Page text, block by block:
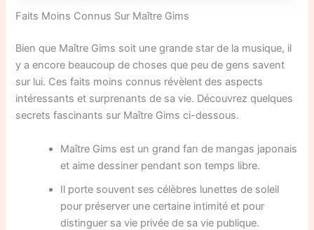
Faits Moins Connus Sur Maître Gims
Bien que Maître Gims soit une grande star de la musique, il
y a encore beaucoup de choses que peu de gens savent
sur lui. Ces faits moins connus révèlent des aspects
intéressants et surprenants de sa vie. Découvrez quelques
secrets fascinants sur Maître Gims ci-dessous.
Maître Gims est un grand fan de mangas japonais
et aime dessiner pendant son temps libre.
Il porte souvent ses célèbres lunettes de soleil
pour préserver une certaine intimité et pour
distinguer sa vie privée de sa vie publique.